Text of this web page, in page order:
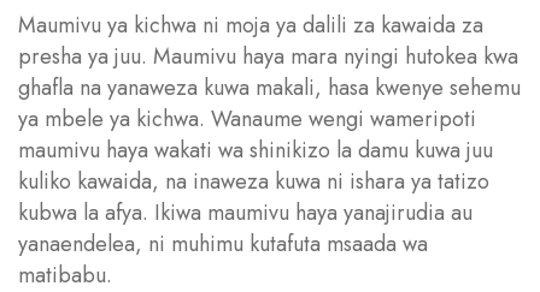
Maumivu ya kichwa ni moja ya dalili za kawaida za
presha ya juu. Maumivu haya mara nyingi hutokea kwa
ghafla na yanaweza kuwa makali, hasa kwenye sehemu
ya mbele ya kichwa. Wanaume wengi wameripoti
maumivu haya wakati wa shinikizo la damu kuwa juu
kuliko kawaida, na inaweza kuwa ni ishara ya tatizo
kubwa la afya. Ikiwa maumivu haya yanajirudia au
yanaendelea, ni muhimu kutafuta msaada wa
matibabu.